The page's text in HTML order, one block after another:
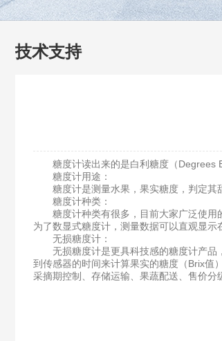
技术支持
糖度计读出来的是白利糖度（Degrees
糖度计用途：
糖度计是测量水果，果实糖度，判定其甜
糖度计种类：
糖度计种类有很多，目前大家广泛使用的
为了数显式糖度计，测量数据可以直观显示
无损糖度计：
无损糖度计是更具科技感的糖度计产品，
到传感器的时间来计算果实的糖度（Brix值
采摘期控制、存储运输、果蔬配送、售价